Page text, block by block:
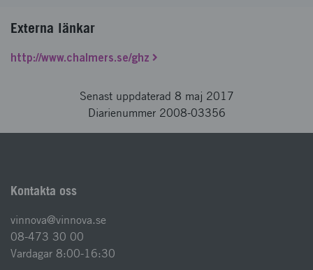
Externa länkar
http://www.chalmers.se/ghz
Senast uppdaterad 8 maj 2017
Diarienummer 2008-03356
Kontakta oss
vinnova@vinnova.se
08-473 30 00
Vardagar 8:00-16:30